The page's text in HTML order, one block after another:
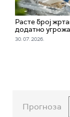
Расте број
додатно
30. 07. 2026.
Прогноза